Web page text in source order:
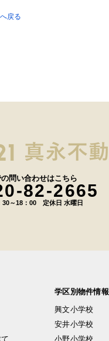
戻る
問い合わせはこちら
82-2665
30～18：00 定休日 水曜日
学区別物件情報
興文小学校
安井小学校
小野小学校